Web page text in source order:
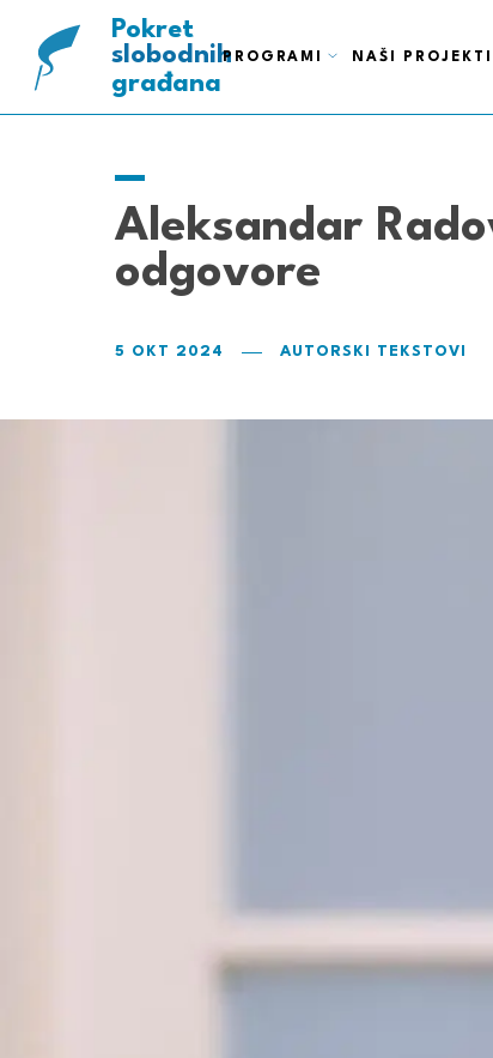
Pokret
pametnih
slobodnih
građana
PROGRAMI NAŠI PROJEKTI
Aleksandar
odgovore
5 OKT 2024 AUTORSKI TEKSTOVI